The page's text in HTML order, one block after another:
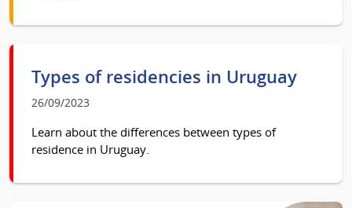
Types of residencies in Uruguay
26/09/2023
Learn about the differences between types of
residence in Uruguay.